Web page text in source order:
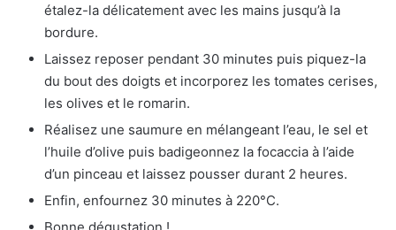
étalez-la délicatement avec les mains jusqu’à la
bordure.
Laissez reposer pendant 30 minutes puis piquez-la
du bout des doigts et incorporez les tomates cerises,
les olives et le romarin.
Réalisez une saumure en mélangeant l’eau, le sel et
l’huile d’olive puis badigeonnez la focaccia à l’aide
d’un pinceau et laissez pousser durant 2 heures.
Enfin, enfournez 30 minutes à 220°C.